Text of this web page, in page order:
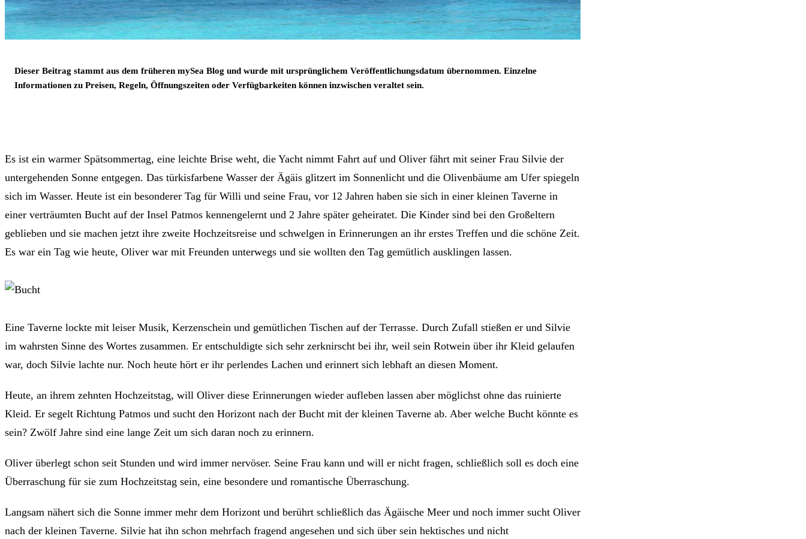
Dieser Beitrag stammt aus dem früheren mySea Blog und wurde mit ursprünglichem Veröffentlichungsdatum übernommen. Einzelne
Informationen zu Preisen, Regeln, Öffnungszeiten oder Verfügbarkeiten können inzwischen veraltet sein.
Es ist ein warmer Spätsommertag, eine leichte Brise weht, die Yacht nimmt Fahrt auf und Oliver fährt mit seiner Frau Silvie der
untergehenden Sonne entgegen. Das türkisfarbene Wasser der Ägäis glitzert im Sonnenlicht und die Olivenbäume am Ufer spiegeln
sich im Wasser. Heute ist ein besonderer Tag für Willi und seine Frau, vor 12 Jahren haben sie sich in einer kleinen Taverne in
einer verträumten Bucht auf der Insel Patmos kennengelernt und 2 Jahre später geheiratet. Die Kinder sind bei den Großeltern
geblieben und sie machen jetzt ihre zweite Hochzeitsreise und schwelgen in Erinnerungen an ihr erstes Treffen und die schöne Zeit.
Es war ein Tag wie heute, Oliver war mit Freunden unterwegs und sie wollten den Tag gemütlich ausklingen lassen.
Eine Taverne lockte mit leiser Musik, Kerzenschein und gemütlichen Tischen auf der Terrasse. Durch Zufall stießen er und Silvie
im wahrsten Sinne des Wortes zusammen. Er entschuldigte sich sehr zerknirscht bei ihr, weil sein Rotwein über ihr Kleid gelaufen
war, doch Silvie lachte nur. Noch heute hört er ihr perlendes Lachen und erinnert sich lebhaft an diesen Moment.
Heute, an ihrem zehnten Hochzeitstag, will Oliver diese Erinnerungen wieder aufleben lassen aber möglichst ohne das ruinierte
Kleid. Er segelt Richtung Patmos und sucht den Horizont nach der Bucht mit der kleinen Taverne ab. Aber welche Bucht könnte es
sein? Zwölf Jahre sind eine lange Zeit um sich daran noch zu erinnern.
Oliver überlegt schon seit Stunden und wird immer nervöser. Seine Frau kann und will er nicht fragen, schließlich soll es doch eine
Überraschung für sie zum Hochzeitstag sein, eine besondere und romantische Überraschung.
Langsam nähert sich die Sonne immer mehr dem Horizont und berührt schließlich das Ägäische Meer und noch immer sucht Oliver
nach der kleinen Taverne. Silvie hat ihn schon mehrfach fragend angesehen und sich über sein hektisches und nicht